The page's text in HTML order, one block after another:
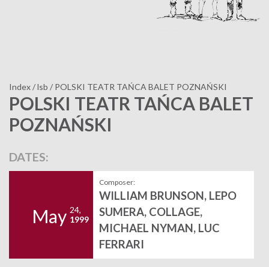
Index/lsb / POLSKI TEATR TAŃCA BALET POZNAŃSKI
POLSKI TEATR TAŃCA BALET
POZNAŃSKI
DATES:
May 24,
1999
Composer:
WILLIAM BRUNSON, LEPO
SUMERA, COLLAGE,
MICHAEL NYMAN, LUC
FERRARI